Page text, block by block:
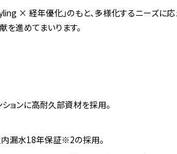
× 経年優化」のもと、多様化するニーズに応
進めてまいります。
ョンに高耐久部資材を採用。
内漏水18年保証※2の採用。